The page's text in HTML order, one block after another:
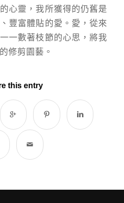
心靈，我所獲得的仍舊是
豐富體貼的愛。愛，從來
一數著枝節的心思，將我
修剪園藝。
this entry